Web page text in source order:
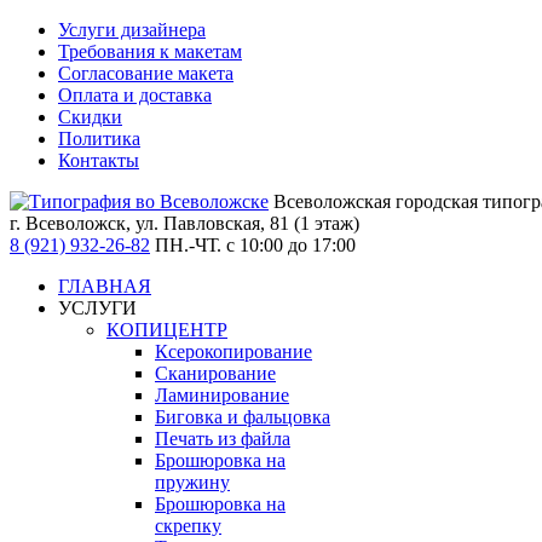
Услуги дизайнера
Требования к макетам
Согласование макета
Оплата и доставка
Скидки
Политика
Контакты
Всеволожская городская
г. Всеволожск, ул. Павловская, 81 (1 этаж)
8 (921) 932-26-82 ПН.-ЧТ. с 10:00 до 17:00
ГЛАВНАЯ
УСЛУГИ
КОПИЦЕНТР
Ксерокопирование
Сканирование
Ламинирование
Биговка и фальцовка
Печать из файла
Брошюровка на
пружину
Брошюровка на
скрепку